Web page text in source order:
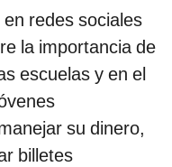
redes sociales
la importancia de
escuelas y en el
su dinero,
billetes